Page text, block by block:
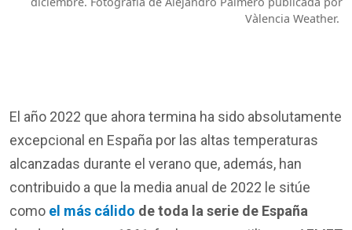
Vàlencia Weather.
El año 2022 que ahora termina ha sido absolutamente
excepcional en España por las altas temperaturas
alcanzadas durante el verano que, además, han
contribuido a que la media anual de 2022 le sitúe
como el más cálido de toda la serie de España